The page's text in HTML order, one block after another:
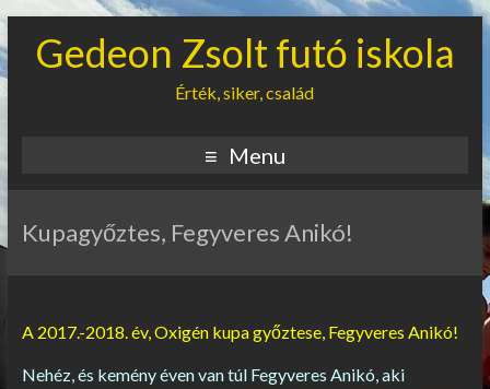
Gedeon Zsolt futó iskola
Érték, siker, család
Menu
Kupagyőztes, Fegyveres Anikó!
A 2017.-2018. év, Oxigén kupa győztese, Fegyveres Anikó!
Nehéz, és kemény éven van túl Fegyveres Anikó, aki